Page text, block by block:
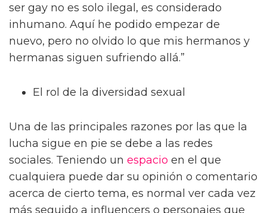
ser gay no es solo ilegal, es considerado
inhumano. Aquí he podido empezar de
nuevo, pero no olvido lo que mis hermanos y
hermanas siguen sufriendo allá.”
El rol de la diversidad sexual
Una de las principales razones por las que la
lucha sigue en pie se debe a las redes
sociales. Teniendo un espacio en el que
cualquiera puede dar su opinión o comentario
acerca de cierto tema, es normal ver cada vez
más seguido a influencers o personajes que